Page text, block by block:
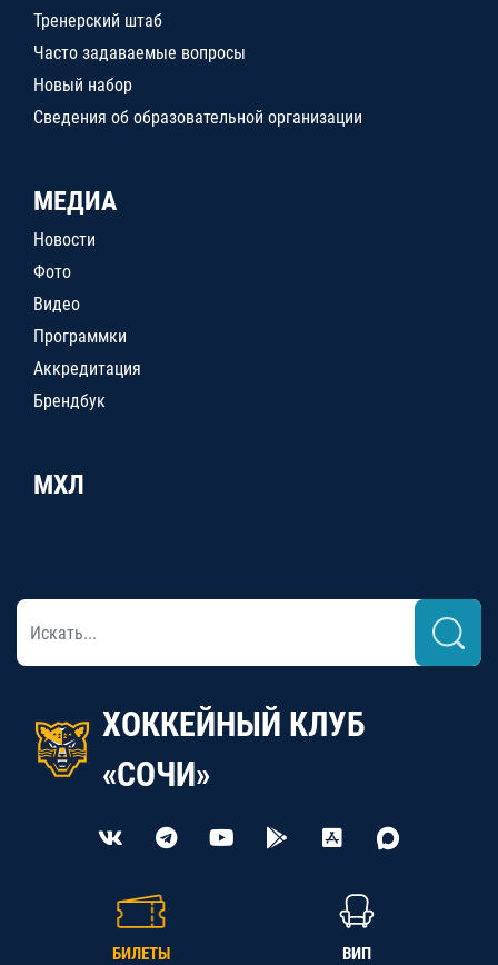
Тренерский штаб
Часто задаваемые вопросы
Новый набор
Сведения об образовательной организации
МЕДИА
Новости
Фото
Видео
Программки
Аккредитация
Брендбук
МХЛ
ХОККЕЙНЫЙ КЛУБ
«СОЧИ»
БИЛЕТЫ ВИП